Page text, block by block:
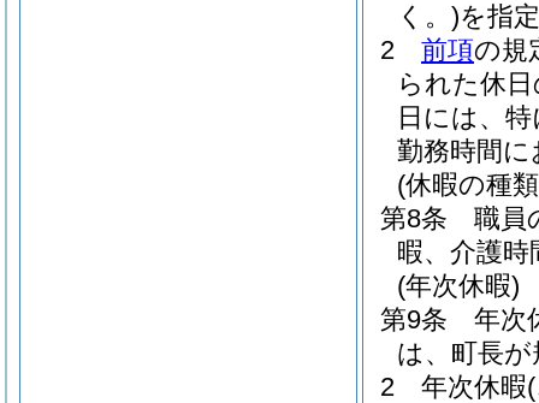
く。)を指
2
前項の規
られた休
日には、
勤務時間
(休暇の種
第8条
職員
暇、介護
(年次休暇)
第9条
年次
は、町長
2
年次休暇